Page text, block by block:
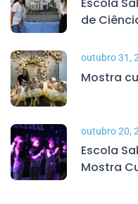
Escola
de
outubro 31,
Mostra
outubro 20,
Escola
Mostra